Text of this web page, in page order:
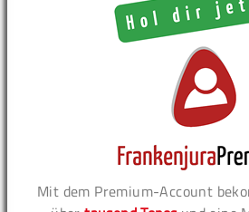
Mit dem Premium-Account